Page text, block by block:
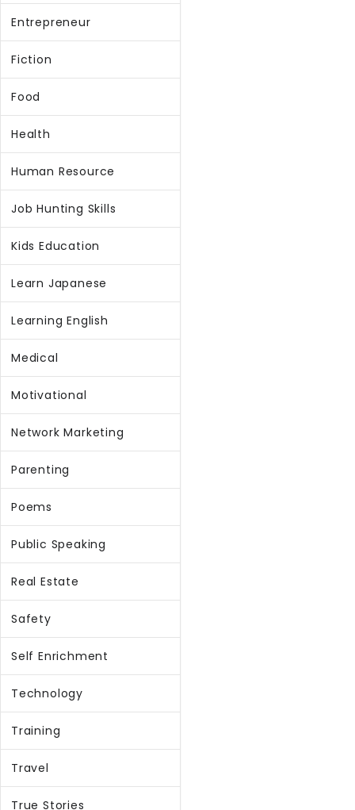
Entrepreneur
Fiction
Food
Health
Human Resource
Job Hunting Skills
Kids Education
Learn Japanese
Learning English
Medical
Motivational
Network Marketing
Parenting
Poems
Public Speaking
Real Estate
Safety
Self Enrichment
Technology
Training
Travel
True Stories